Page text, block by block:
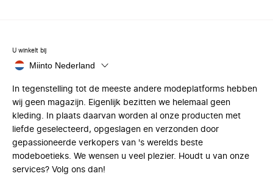
U winkelt bij
Miinto Nederland
In tegenstelling tot de meeste andere modeplatforms hebben
wij geen magazijn. Eigenlijk bezitten we helemaal geen
kleding. In plaats daarvan worden al onze producten met
liefde geselecteerd, opgeslagen en verzonden door
gepassioneerde verkopers van 's werelds beste
modeboetieks. We wensen u veel plezier. Houdt u van onze
services? Volg ons dan!